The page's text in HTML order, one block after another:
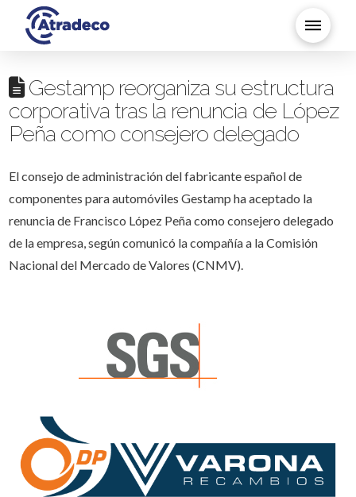
Gestamp reorganiza su estructura
corporativa tras la renuncia de López
Peña como consejero delegado
El consejo de administración del fabricante español de
componentes para automóviles Gestamp ha aceptado la
renuncia de Francisco López Peña como consejero delegado
de la empresa, según comunicó la compañía a la Comisión
Nacional del Mercado de Valores (CNMV).